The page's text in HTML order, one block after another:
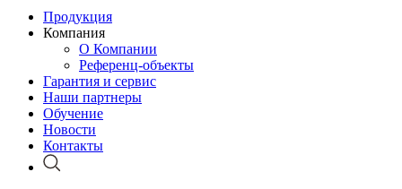
Продукция
Компания
О Компании
Референц-объекты
Гарантия и сервис
Наши партнеры
Обучение
Новости
Контакты